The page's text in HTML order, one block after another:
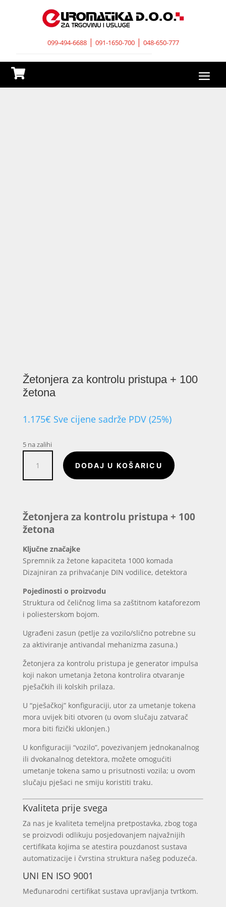
099-494-6688| 091-1650-700| 048-650-777

Žetonjera za kontrolu pristupa + 100
žetona
1.175€ Sve cijene sadrže PDV (25%)
5 na zalihi
kontrolu
100
žetona
DODAJ U KOŠARICU
Žetonjera za kontrolu pristupa + 100
žetona
Ključne značajke
Spremnik za žetone kapaciteta 1000 komada
Dizajniran za prihvaćanje DIN vodilice, detektora
Pojedinosti o proizvodu
Struktura od čeličnog lima sa zaštitnom kataforezom
i poliesterskom bojom.
Ugrađeni zasun (petlje za vozilo/slično potrebne su
za aktiviranje antivandal mehanizma zasuna.)
Žetonjera za kontrolu pristupa je generator impulsa
koji nakon umetanja žetona kontrolira otvaranje
pješačkih ili kolskih prilaza.
U “pješačkoj” konfiguraciji, utor za umetanje tokena
mora uvijek biti otvoren (u ovom slučaju zatvarač
mora biti fizički uklonjen.)
U konfiguraciji “vozilo”, povezivanjem jednokanalnog
ili dvokanalnog detektora, možete omogućiti
umetanje tokena samo u prisutnosti vozila; u ovom
slučaju pješaci ne smiju koristiti traku.
Kvaliteta prije svega
Za nas je kvaliteta temeljna pretpostavka, zbog toga
se proizvodi odlikuju posjedovanjem najvažnijih
certifikata kojima se atestira pouzdanost sustava
automatizacije i čvrstina struktura našeg poduzeća.
UNI EN ISO 9001
Međunarodni certifikat sustava upravljanja tvrtkom.